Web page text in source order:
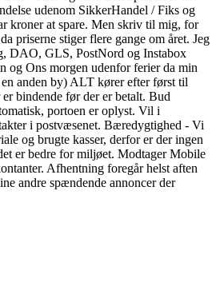
udenom SikkerHandel / Fiks og
kroner at spare. Men skriv til mig, for
priserne stiger flere gange om året. Jeg
DAO, GLS, PostNord og Instabox
og Ons morgen udenfor ferier da min
anden by) ALT kører efter først til
bindende før der er betalt. Bud
portoen er oplyst. Vil i
i postvæsenet. Bæredygtighed - Vi
og brugte kasser, derfor er der ingen
er bedre for miljøet. Modtager Mobile
Afhentning foregår helst aften
andre spændende annoncer der